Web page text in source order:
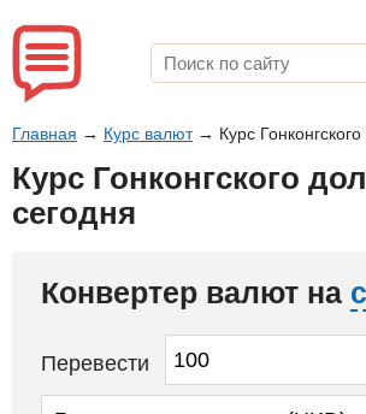
Главная → Курс валют→ Курс
Курс Гонконгского
сегодня
Конвертер валют на
Перевести